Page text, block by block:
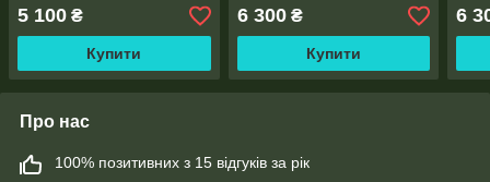
5 100 ₴
Купити
6 300₴
Купити
6
Про нас
100% позитивних з 15 відгуків за рік